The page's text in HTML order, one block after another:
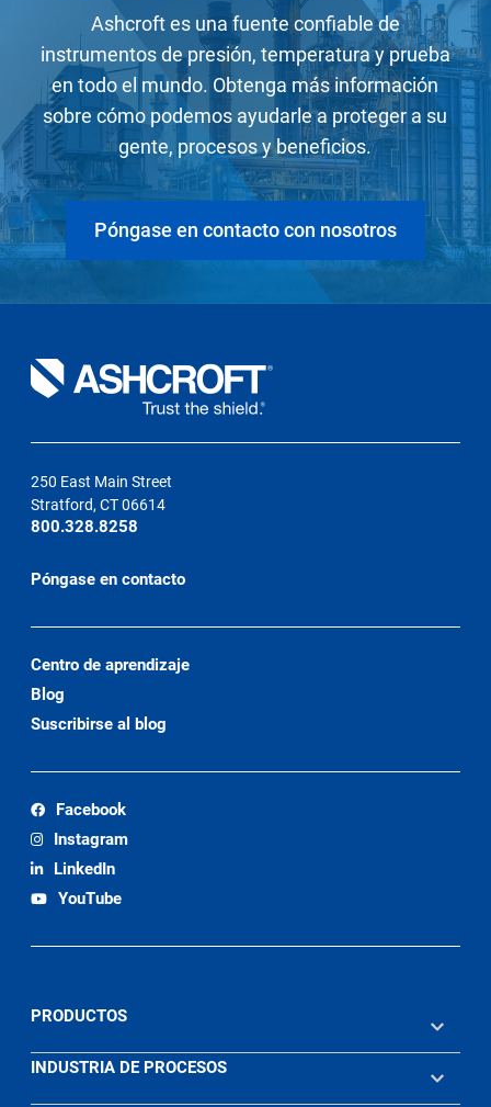
Ashcroft es una fuente confiable de
instrumentos de presión, temperatura y prueba
en todo el mundo. Obtenga más información
sobre cómo podemos ayudarle a proteger a su
gente, procesos y beneficios.
Póngase en contacto con nosotros
250 East Main Street
Stratford, CT 06614
800.328.8258
Póngase en contacto
Centro de aprendizaje
Blog
Suscribirse al blog
Facebook
Instagram
LinkedIn
YouTube
PRODUCTOS
INDUSTRIA DE PROCESOS